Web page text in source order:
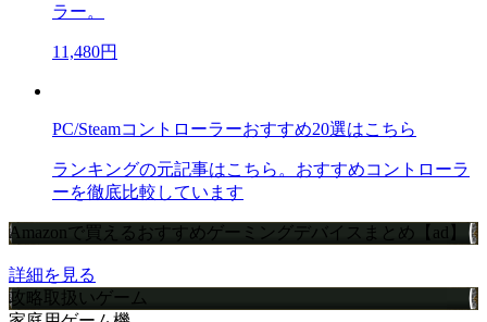
ラー。
11,480円
PC/Steamコントローラーおすすめ20選はこちら
ランキングの元記事はこちら。おすすめコントローラ
ーを徹底比較しています
Amazonで買えるおすすめゲーミングデバイスまとめ【ad】
詳細を見る
攻略取扱いゲーム